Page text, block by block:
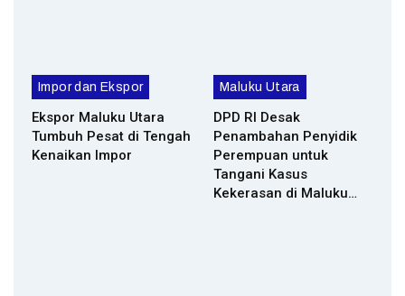
Impor dan Ekspor
Ekspor Maluku Utara
Tumbuh Pesat di Tengah
Kenaikan Impor
Maluku Utara
DPD RI Desak
Penambahan Penyidik
Perempuan untuk
Tangani Kasus
Kekerasan di Maluku…